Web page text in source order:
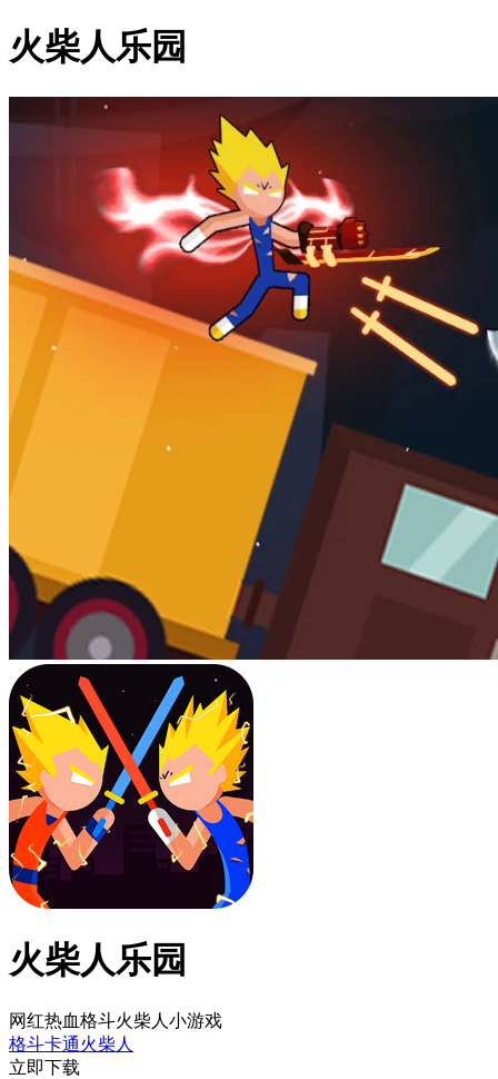
火柴人乐园
火柴人乐园
网红热血格斗火柴人小游戏
格斗卡通火柴人
立即下载